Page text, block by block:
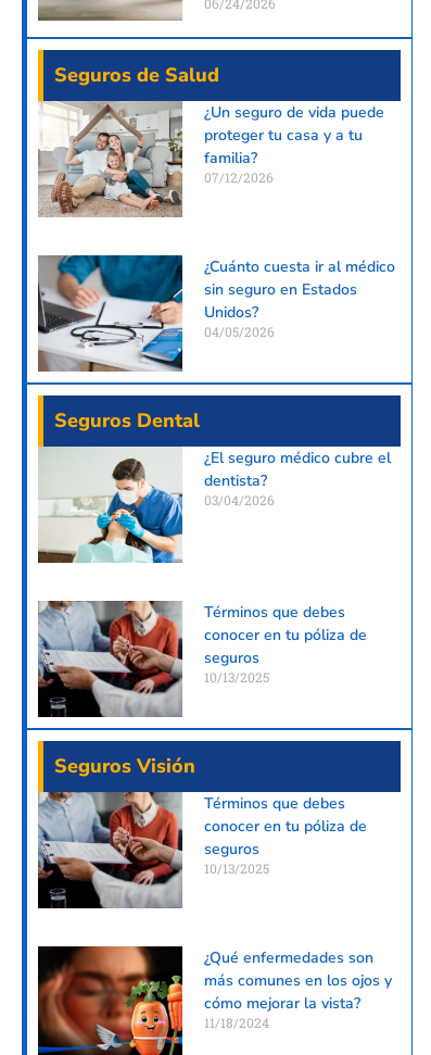
Seguros de Salud
¿Un seguro de vida puede
proteger tu casa y a tu
familia?
07/12/2026
¿Cuánto cuesta ir al médico
sin seguro en Estados
Unidos?
04/05/2026
Seguros Dental
¿El seguro médico cubre el
dentista?
03/04/2026
Términos que debes
conocer en tu póliza de
seguros
10/13/2025
Seguros Visión
Términos que debes
conocer en tu póliza de
seguros
10/13/2025
¿Qué enfermedades son
más comunes en los ojos y
cómo mejorar la vista?
11/18/2024